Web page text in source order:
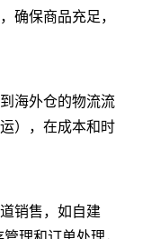
确保商品充足，
海外仓的物流流
），在成本和时
销售，如自建